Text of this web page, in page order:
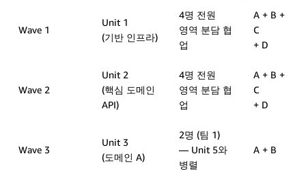
Wave 1
Unit 1
(기반 인프라)
4명 전원
영역 분담 협
업
A + B +
C
+ D
Wave 2
Unit 2
(핵심 도메인
API)
4명 전원
영역 분담 협
업
A + B +
C
+ D
Wave 3
Unit 3
(도메인 A)
2명 (팀 1)
— Unit 5와
병렬
A + B